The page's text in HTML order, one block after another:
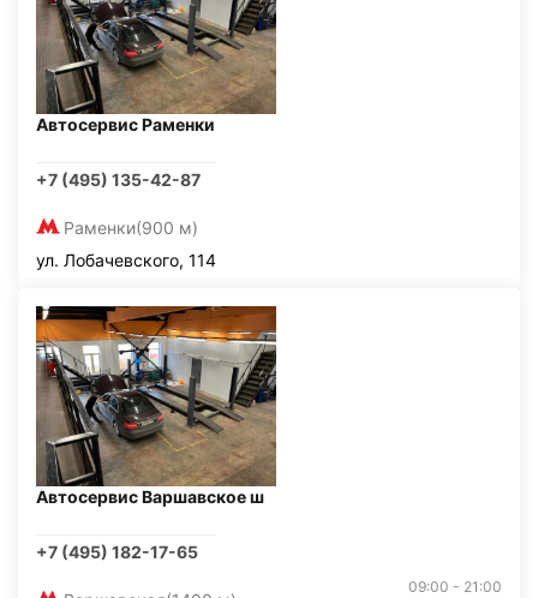
Автосервис Раменки
+7 (495) 135-42-87
Раменки(900 м)
ул. Лобачевского, 114
Автосервис Варшавское ш
+7 (495) 182-17-65
09:00 - 21:00